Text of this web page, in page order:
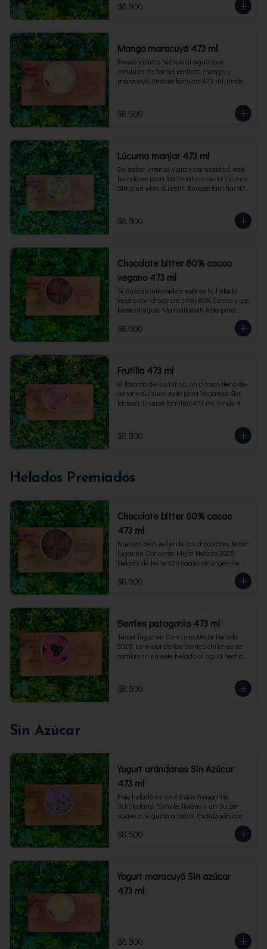
$8.500
Mango maracuyá 473 ml
Fresco y cítrico helado al agua que
combina de forma perfecta mango y
maracuyá. Envase familiar 473 ml, rinde 4
$8.500
Lúcuma manjar 473 ml
De sabor intenso y gran cremosidad, este
helado es para los fanáticos de la lúcuma.
Simplemente dulce!!!!. Envase familiar 473
$8.500
Chocolate bitter 80% cacao
vegano 473 ml
Si buscas intensidad este es tu helado.
Hecho con chocolate bitter 80% Cacao y con
base al agua. Maravilloso!!! Apto para
veganos. Envase familiar 473 ml, rinde 4
porciones
$8.500
Frutilla 473 ml
El favorito de los niños, un clásico lleno de
amor y dulzura. Apto para Veganos. Sin
lactosa. Envase familiar 473 ml. Rinde 4
$8.500
Helados Premiados
Chocolate bitter 60% cacao
473 ml
Nuestro best seller de los chocolates, tercer
lugar en Concurso Mejor Helado 2025.
Helado de leche con cacao de origen de
intensidad al 60%. Envase familiar 473 ml,
rinde 4  porciones.
$8.500
Berries patagonia 473 ml
Tercer lugar en Concurso Mejor Helado
2025. Lo mejor de los berries chilenos se
combinan en este helado al agua hecho
473 ml. Rinde 4 porciones.
$8.500
Sin Azúcar
Yogurt arándanos Sin Azúcar
473 ml
Este helado es un clásico Patagonia
Schokoland. Simple, liviano y un dulzor
suave que gusta a todos. Endulzado con
fructosa.Envase familiar 473 ml. Rinde 4
porciones.
$8.500
Yogurt maracuyá Sin azúcar
473 ml
$8.500